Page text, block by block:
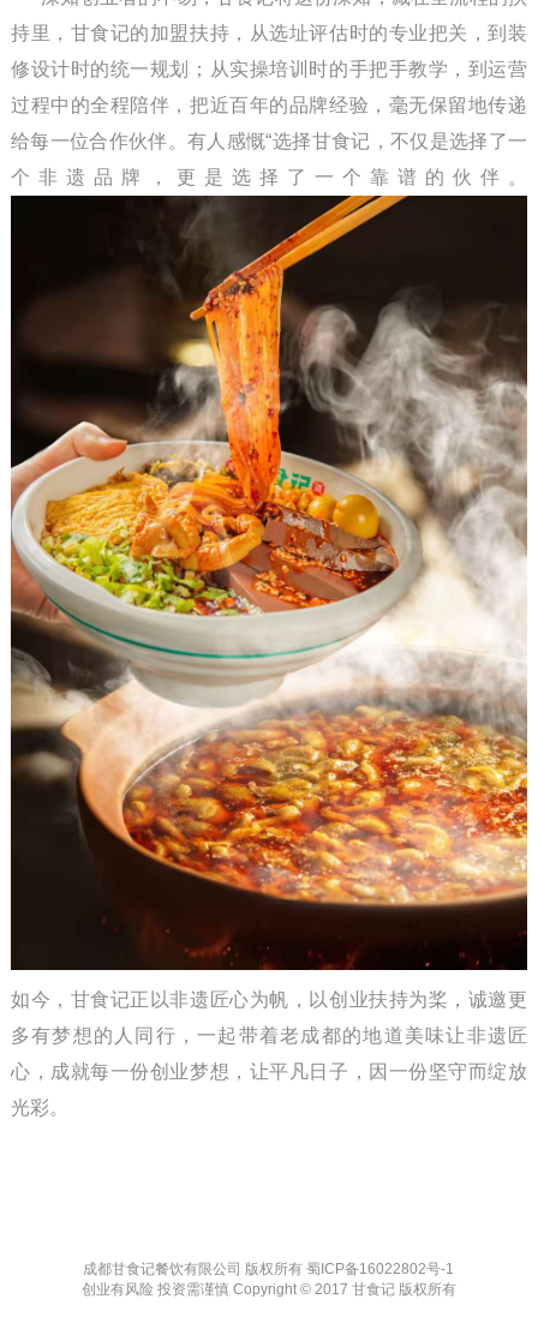
持里，甘食记的加盟扶持，从选址评估时的专业把关，到装
修设计时的统一规划；从实操培训时的手把手教学，到运营
过程中的全程陪伴，把近百年的品牌经验，毫无保留地传递
给每一位合作伙伴。有人感慨“选择甘食记，不仅是选择了一
个非遗品牌，更是选择了一个靠谱的伙伴。
如今，甘食记正以非遗匠心为帆，以创业扶持为桨，诚邀更
多有梦想的人同行，一起带着老成都的地道美味让非遗匠
心，成就每一份创业梦想，让平凡日子，因一份坚守而绽放
光彩。
成都甘食记餐饮有限公司 版权所有蜀ICP备16022802号-1
创业有风险 投资需谨慎 Copyright © 2017 甘食记 版权所有